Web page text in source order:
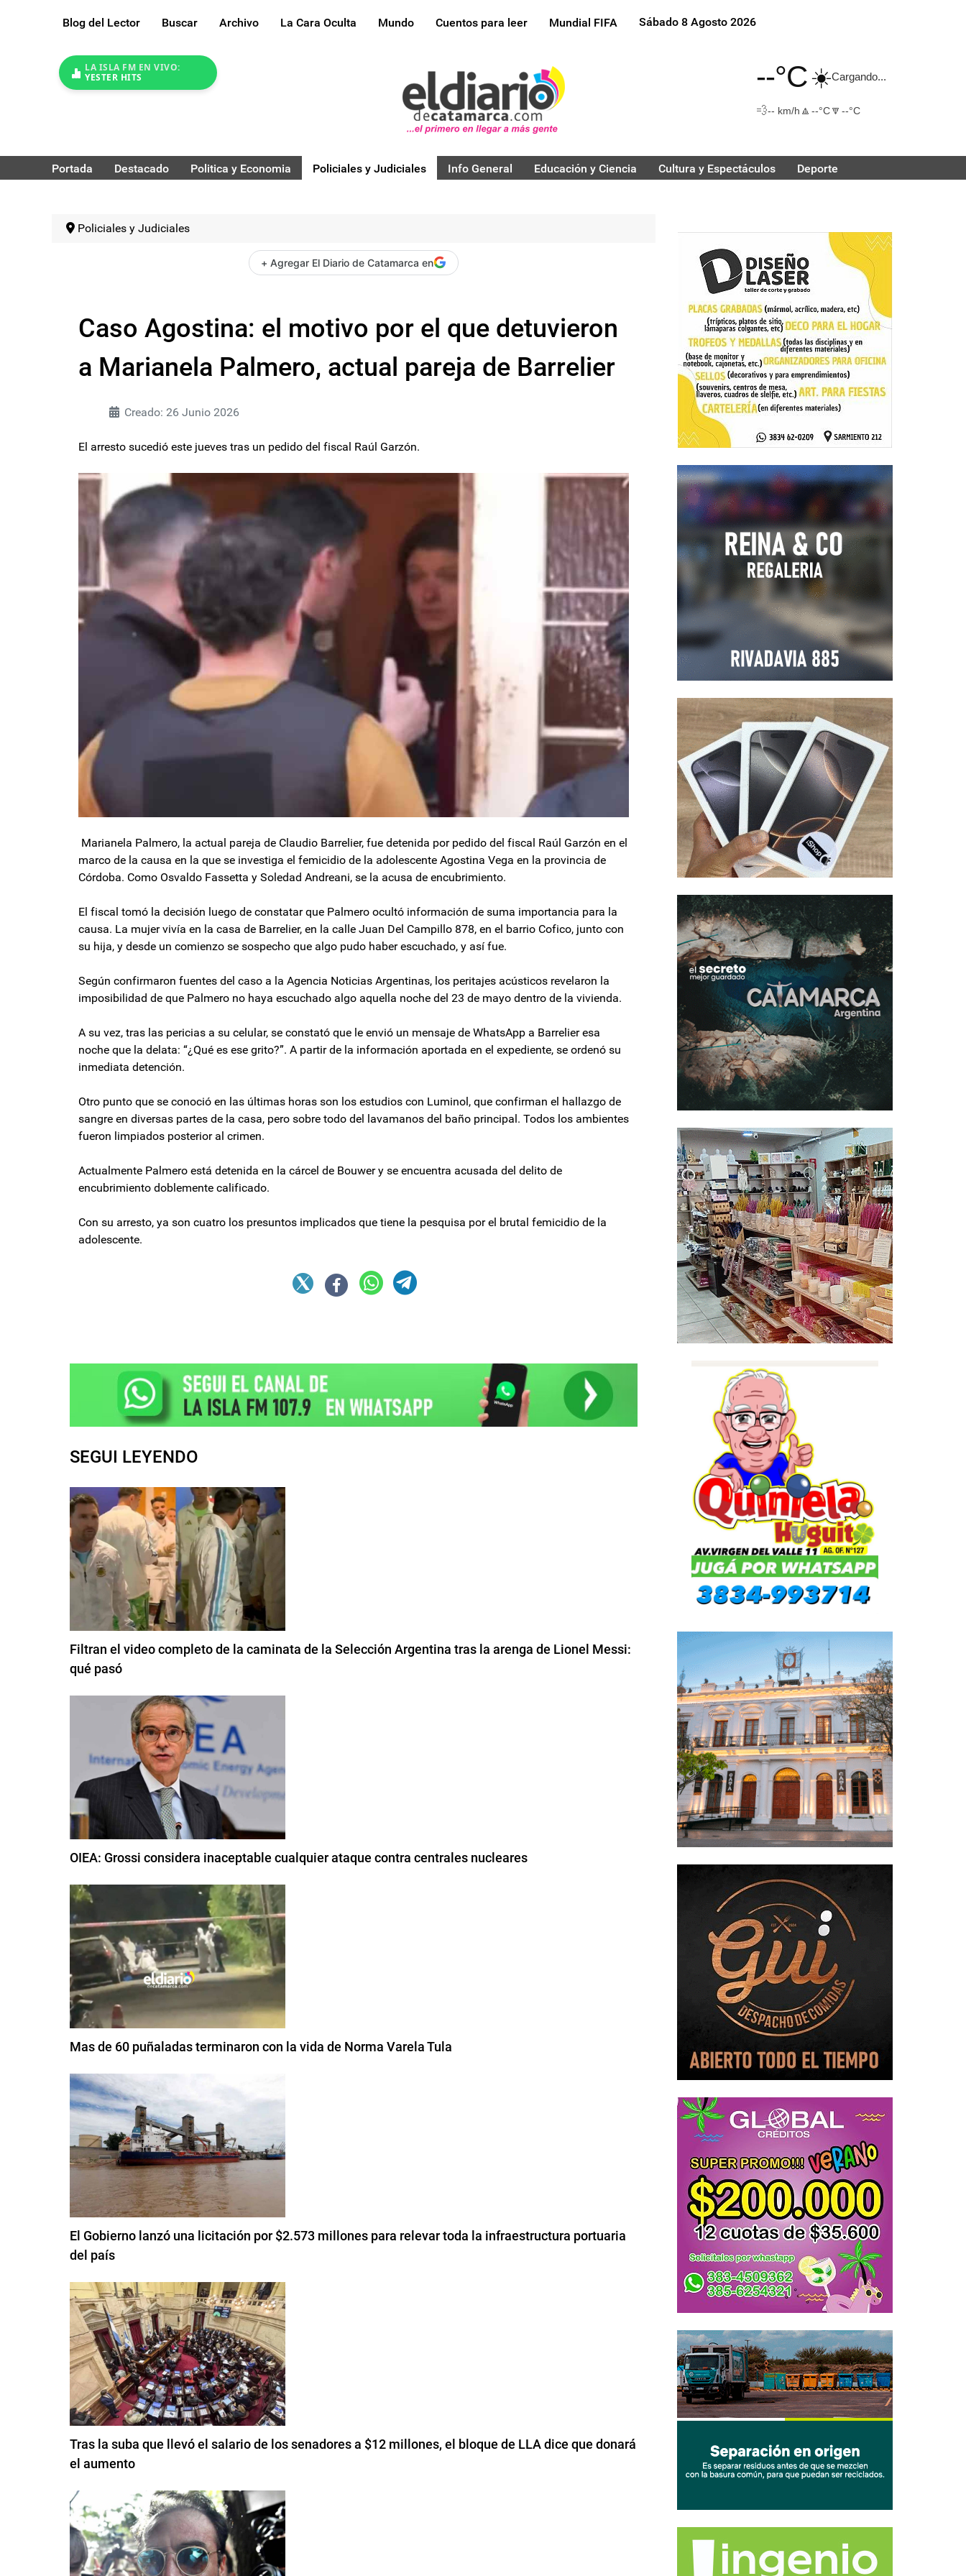
Blog del Lector Buscar Archivo La Cara Oculta Mundo Cuentos para leer Mundial FIFA Sábado 8 Agosto 2026
LA ISLA FM EN VIVO:
YESTER HITS
--°C☀️Cargando...
💨-- km/h 🔼 --°C🔽 --°C
Portada Destacado Politica y Economia Policiales y Judiciales Info General Educación y Ciencia Cultura y Espectáculos Deporte
Policiales y Judiciales
+ Agregar El Diario de Catamarca en
Caso Agostina: el motivo por el que detuvieron
a Marianela Palmero, actual pareja de Barrelier
Creado: 26 Junio 2026
El arresto sucedió este jueves tras un pedido del fiscal Raúl Garzón.
Marianela Palmero, la actual pareja de Claudio Barrelier, fue detenida por pedido del fiscal Raúl Garzón en el
marco de la causa en la que se investiga el femicidio de la adolescente Agostina Vega en la provincia de
Córdoba. Como Osvaldo Fassetta y Soledad Andreani, se la acusa de encubrimiento.
El fiscal tomó la decisión luego de constatar que Palmero ocultó información de suma importancia para la
causa. La mujer vivía en la casa de Barrelier, en la calle Juan Del Campillo 878, en el barrio Cofico, junto con
su hija, y desde un comienzo se sospecho que algo pudo haber escuchado, y así fue.
Según confirmaron fuentes del caso a la Agencia Noticias Argentinas, los peritajes acústicos revelaron la
imposibilidad de que Palmero no haya escuchado algo aquella noche del 23 de mayo dentro de la vivienda.
A su vez, tras las pericias a su celular, se constató que le envió un mensaje de WhatsApp a Barrelier esa
noche que la delata: “¿Qué es ese grito?”. A partir de la información aportada en el expediente, se ordenó su
inmediata detención.
Otro punto que se conoció en las últimas horas son los estudios con Luminol, que confirman el hallazgo de
sangre en diversas partes de la casa, pero sobre todo del lavamanos del baño principal. Todos los ambientes
fueron limpiados posterior al crimen.
Actualmente Palmero está detenida en la cárcel de Bouwer y se encuentra acusada del delito de
encubrimiento doblemente calificado.
Con su arresto, ya son cuatro los presuntos implicados que tiene la pesquisa por el brutal femicidio de la
adolescente.
SEGUI LEYENDO
Filtran el video completo de la caminata de la Selección Argentina tras la arenga de Lionel Messi:
qué pasó
OIEA: Grossi considera inaceptable cualquier ataque contra centrales nucleares
Mas de 60 puñaladas terminaron con la vida de Norma Varela Tula
El Gobierno lanzó una licitación por $2.573 millones para relevar toda la infraestructura portuaria
del país
Tras la suba que llevó el salario de los senadores a $12 millones, el bloque de LLA dice que donará
el aumento